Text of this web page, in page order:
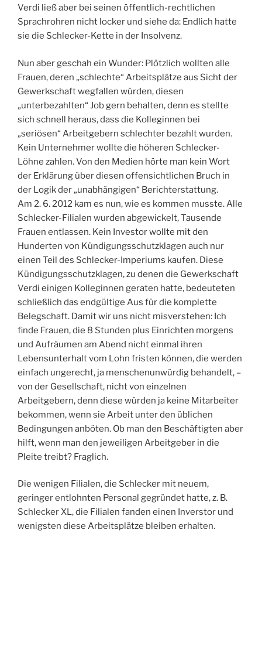
Verdi ließ aber bei seinen öffentlich-rechtlichen
Sprachrohren nicht locker und siehe da: Endlich hatte
sie die Schlecker-Kette in der Insolvenz.
Nun aber geschah ein Wunder: Plötzlich wollten alle
Frauen, deren „schlechte“ Arbeitsplätze aus Sicht der
Gewerkschaft wegfallen würden, diesen
„unterbezahlten“ Job gern behalten, denn es stellte
sich schnell heraus, dass die Kolleginnen bei
„seriösen“ Arbeitgebern schlechter bezahlt wurden.
Kein Unternehmer wollte die höheren Schlecker-
Löhne zahlen. Von den Medien hörte man kein Wort
der Erklärung über diesen offensichtlichen Bruch in
der Logik der „unabhängigen“ Berichterstattung.
Am 2. 6. 2012 kam es nun, wie es kommen musste. Alle
Schlecker-Filialen wurden abgewickelt, Tausende
Frauen entlassen. Kein Investor wollte mit den
Hunderten von Kündigungsschutzklagen auch nur
einen Teil des Schlecker-Imperiums kaufen. Diese
Kündigungsschutzklagen, zu denen die Gewerkschaft
Verdi einigen Kolleginnen geraten hatte, bedeuteten
schließlich das endgültige Aus für die komplette
Belegschaft. Damit wir uns nicht misverstehen: Ich
finde Frauen, die 8 Stunden plus Einrichten morgens
und Aufräumen am Abend nicht einmal ihren
Lebensunterhalt vom Lohn fristen können, die werden
einfach ungerecht, ja menschenunwürdig behandelt, –
von der Gesellschaft, nicht von einzelnen
Arbeitgebern, denn diese würden ja keine Mitarbeiter
bekommen, wenn sie Arbeit unter den üblichen
Bedingungen anböten. Ob man den Beschäftigten aber
hilft, wenn man den jeweiligen Arbeitgeber in die
Pleite treibt? Fraglich.
Die wenigen Filialen, die Schlecker mit neuem,
geringer entlohnten Personal gegründet hatte, z. B.
Schlecker XL, die Filialen fanden einen Inverstor und
wenigsten diese Arbeitsplätze bleiben erhalten.